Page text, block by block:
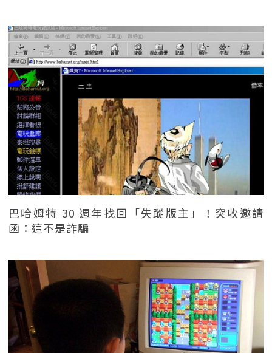
巴哈姆特 30 週年找回「失蹤版主」！突收邀請
函：這不是詐騙